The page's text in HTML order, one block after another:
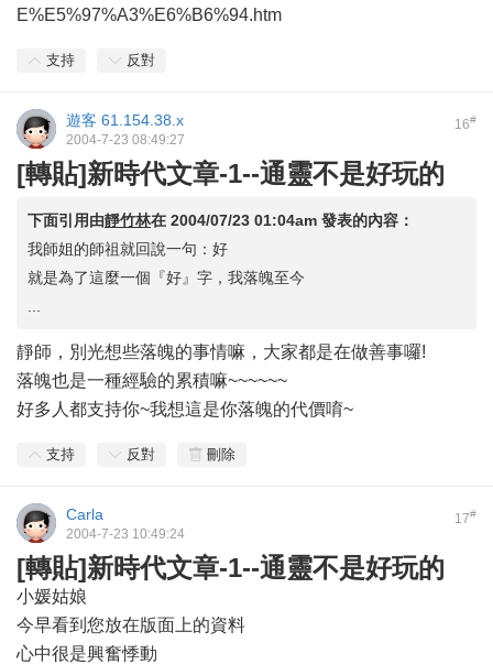
E%E5%97%A3%E6%B6%94.htm
支持 反對
16#
遊客 61.154.38.x
2004-7-23 08:49:27
[轉貼]新時代文章-1--通靈不是好玩的
下面引用由靜竹林在 2004/07/23 01:04am 發表的內容：
我師姐的師祖就回說一句：好
就是為了這麼一個『好』字，我落魄至今
靜師，別光想些落魄的事情嘛，大家都是在做善事囉!
落魄也是一種經驗的累積嘛~~~~~~
好多人都支持你~我想這是你落魄的代價唷~
支持 反對 刪除
17#
Carla
2004-7-23 10:49:24
[轉貼]新時代文章-1--通靈不是好玩的
小媛姑娘
今早看到您放在版面上的資料
心中很是興奮悸動